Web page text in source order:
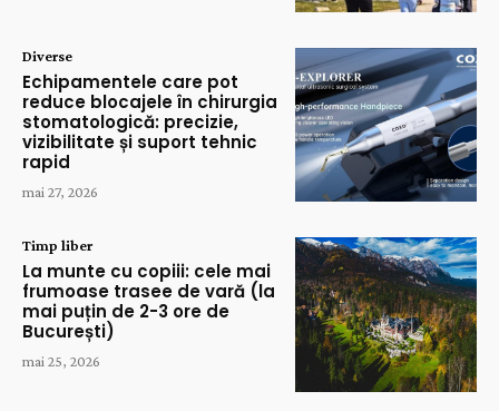
Diverse
Echipamentele care pot
reduce blocajele în chirurgia
stomatologică: precizie,
vizibilitate și suport tehnic
rapid
mai 27, 2026
Timp liber
La munte cu copiii: cele mai
frumoase trasee de vară (la
mai puțin de 2-3 ore de
București)
mai 25, 2026